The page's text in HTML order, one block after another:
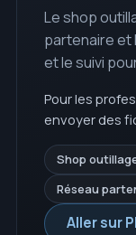
Le shop
partenaire et
et le suivi
Pour les
envoyer des
Shop
Réseau
Aller sur